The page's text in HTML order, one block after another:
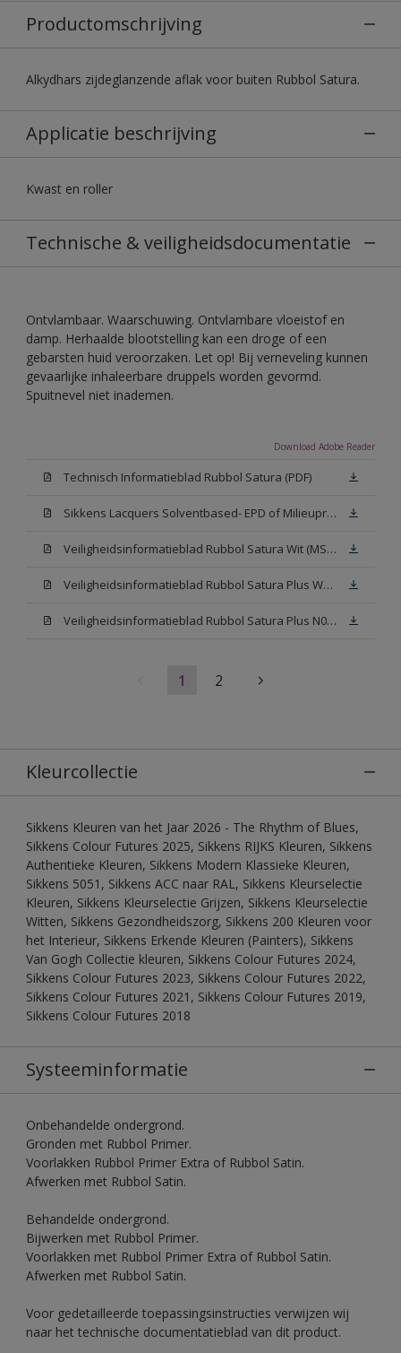
Productomschrijving
Alkydhars zijdeglanzende aflak voor buiten Rubbol Satura.
Applicatie beschrijving
Kwast en roller
Technische & veiligheidsdocumentatie
Ontvlambaar. Waarschuwing. Ontvlambare vloeistof en
damp. Herhaalde blootstelling kan een droge of een
gebarsten huid veroorzaken. Let op! Bij verneveling kunnen
gevaarlijke inhaleerbare druppels worden gevormd.
Spuitnevel niet inademen.
Download Adobe Reader
Technisch Informatieblad Rubbol Satura (PDF)
Sikkens Lacquers Solventbased- EPD of Milieuproductverklaring
Veiligheidsinformatieblad Rubbol Satura Wit (MSDS)
Veiligheidsinformatieblad Rubbol Satura Plus W05 (MSDS)
Veiligheidsinformatieblad Rubbol Satura Plus N00 (MSDS)
1 2
Kleurcollectie
Sikkens Kleuren van het Jaar 2026 - The Rhythm of Blues,
Sikkens Colour Futures 2025, Sikkens RIJKS Kleuren, Sikkens
Authentieke Kleuren, Sikkens Modern Klassieke Kleuren,
Sikkens 5051, Sikkens ACC naar RAL, Sikkens Kleurselectie
Kleuren, Sikkens Kleurselectie Grijzen, Sikkens Kleurselectie
Witten, Sikkens Gezondheidszorg, Sikkens 200 Kleuren voor
het Interieur, Sikkens Erkende Kleuren (Painters), Sikkens
Van Gogh Collectie kleuren, Sikkens Colour Futures 2024,
Sikkens Colour Futures 2023, Sikkens Colour Futures 2022,
Sikkens Colour Futures 2021, Sikkens Colour Futures 2019,
Sikkens Colour Futures 2018
Systeeminformatie
Onbehandelde ondergrond.
Gronden met Rubbol Primer.
Voorlakken Rubbol Primer Extra of Rubbol Satin.
Afwerken met Rubbol Satin.
Behandelde ondergrond.
Bijwerken met Rubbol Primer.
Voorlakken met Rubbol Primer Extra of Rubbol Satin.
Afwerken met Rubbol Satin.
Voor gedetailleerde toepassingsinstructies verwijzen wij
naar het technische documentatieblad van dit product.